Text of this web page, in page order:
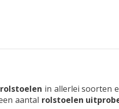
rolstoelen in allerlei soorten
aantal rolstoelen